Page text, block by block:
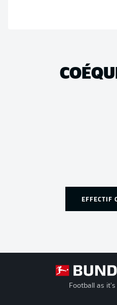
EFFECTIF
Football as